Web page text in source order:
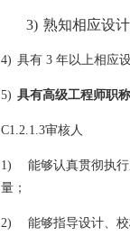
3) 熟知相应设
4) 具有 3 年以上相应
5) 具有高级工程师职称
C1.2.1.3审核人
1)
能够认真贯彻执
量；
2) 能够指导设计、